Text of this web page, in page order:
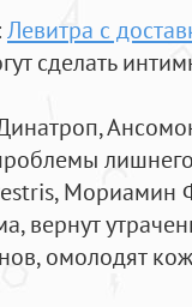
Левитра с
сделать
Мориамин
вернут
омолодят